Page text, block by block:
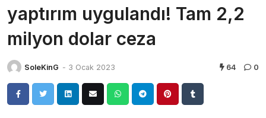
yaptırım uygulandı! Tam 2,2
milyon dolar ceza
SoleKinG - 3 Ocak 2023 64 0